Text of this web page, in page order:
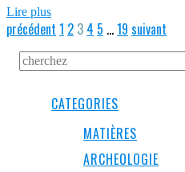
Lire plus
précédent 1 2 3 4 5 …19 suivant
CATEGORIES
MATIÈRES
ARCHEOLOGIE